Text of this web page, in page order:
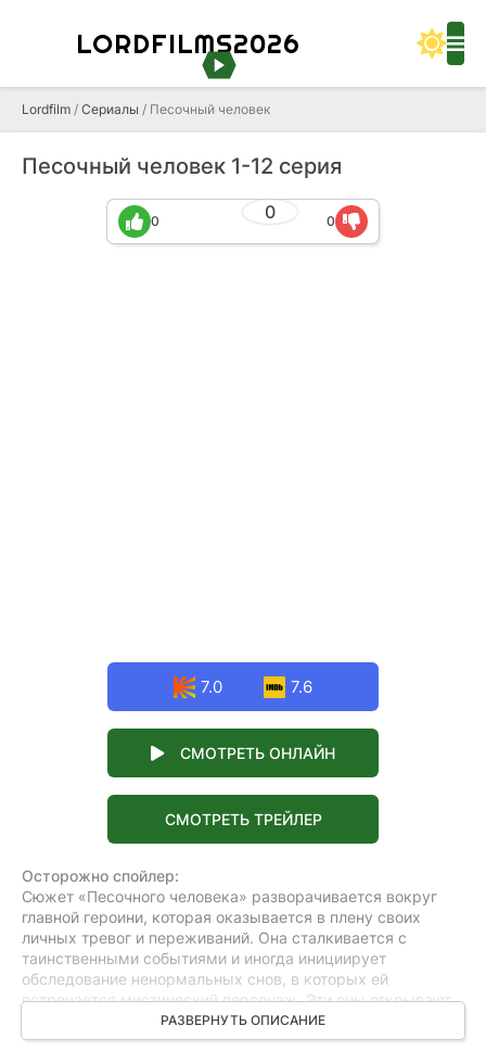
LORDFILMS2026
Lordfilm / Сериалы / Песочный человек
Песочный человек 1-12 серия
0
0 0
7.0 7.6
СМОТРЕТЬ ОНЛАЙН
СМОТРЕТЬ ТРЕЙЛЕР
Осторожно спойлер:
Сюжет «Песочного человека» разворачивается вокруг
главной героини, которая оказывается в плену своих
личных тревог и переживаний. Она сталкивается с
таинственными событиями и иногда инициирует
обследование ненормальных снов, в которых ей
встречается мистический персонаж. Эти сны открывают
ей мир, где границы между реальностью и вымыслом
стираются. В ходе своих переживаний она понимает, что
РАЗВЕРНУТЬ ОПИСАНИЕ